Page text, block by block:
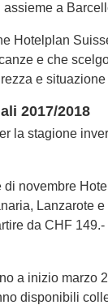
a
Hotelplan
e che
e
2017/2018
la stagione
di novembre
Lanzarote
da CHF 149.-
a inizio marzo
disponibili